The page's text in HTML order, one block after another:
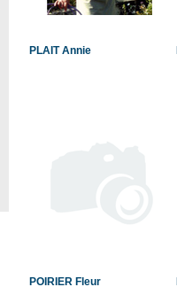
PLAIT Annie
POIRIER Fleur